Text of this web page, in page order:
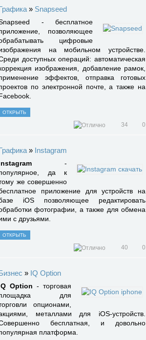
» Snapseed
- бесплатное
позволяющее
цифровые
на мобильном устройстве.
доступных операций: автоматическая
изображения, добавление рамок,
эффектов, отправка готовых
по электронной почте, а также на
ОТКРЫТЬ
34 0
» Instagram
-
да к
же совершенно
приложение для устройств на
iOS позволяющее редактировать
фотографии, а также для обмена
с друзьями.
ОТКРЫТЬ
40 0
» IQ Option
Option - торговая
для
опционами,
металлами для iOS-устройств.
бесплатная, и довольно
платформа.